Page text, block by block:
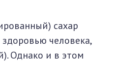
сахар
человека,
Однако и в этом